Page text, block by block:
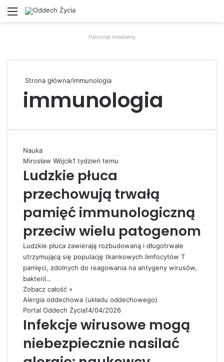
Menu
Patronat medialny
Strona główna/immunologia
immunologia
Nauka
Mirosław Wójcik1 tydzień temu
Ludzkie płuca
przechowują trwałą
pamięć immunologiczną
przeciw wielu patogenom
Ludzkie płuca zawierają rozbudowaną i długotrwale
utrzymującą się populację tkankowych limfocytów T
pamięci, zdolnych do reagowania na antygeny wirusów,
bakterii…
Zobacz całość »
Alergia oddechowa (układu oddechowego)
Portal Oddech Życia14/04/2026
Infekcje wirusowe mogą
niebezpiecznie nasilać